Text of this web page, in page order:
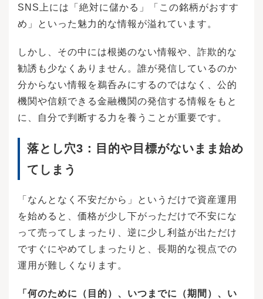
SNS上には「絶対に儲かる」「この銘柄がおすす
め」といった魅力的な情報が溢れています。
しかし、その中には根拠のない情報や、詐欺的な
勧誘も少なくありません。誰が発信しているのか
分からない情報を鵜呑みにするのではなく、公的
機関や信頼できる金融機関の発信する情報をもと
に、自分で判断する力を養うことが重要です。
落とし穴3：目的や目標がないまま始め
てしまう
「なんとなく不安だから」というだけで資産運用
を始めると、価格が少し下がっただけで不安にな
って売ってしまったり、逆に少し利益が出ただけ
ですぐにやめてしまったりと、長期的な視点での
運用が難しくなります。
「何のために（目的）、いつまでに（期間）、い